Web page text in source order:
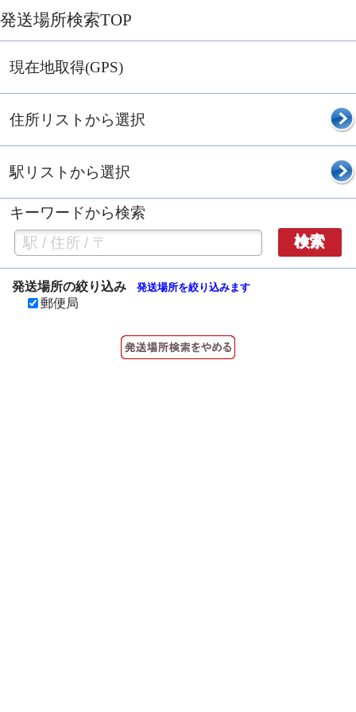
発送場所検索TOP
現在地取得(GPS)
住所リストから選択
駅リストから選択
キーワードから検索
検索
発送場所の絞り込み 発送場所を絞り込みます
郵便局